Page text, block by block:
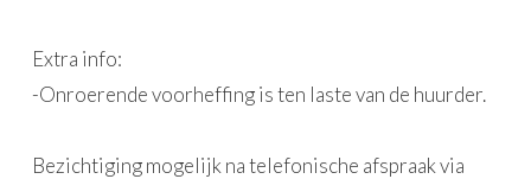
Extra info:
-Onroerende voorheffing is ten laste van de huurder.
Bezichtiging mogelijk na telefonische afspraak via